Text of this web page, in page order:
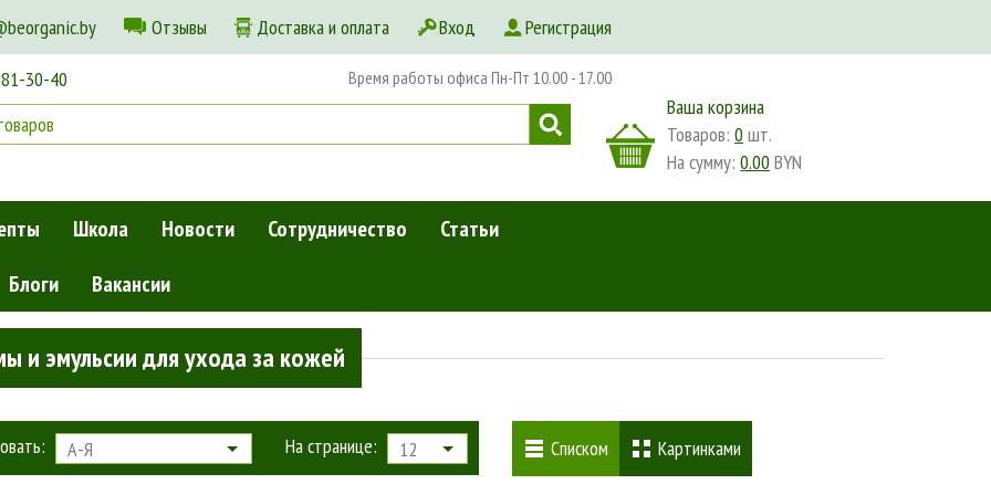
Отзывы Доставка и оплата Вход Регистрация
30-40 Время работы офиса Пн-Пт 10.00 - 17.00
Ваша корзина
Товаров:0 шт.
На сумму:0.00 BYN
Школа Новости Сотрудничество
Статьи
Блоги Вакансии
Кремы и эмульсии для ухода за кожей
и эмульсии для ухода за кожей
А-Я На странице: 12 Списком Картинками